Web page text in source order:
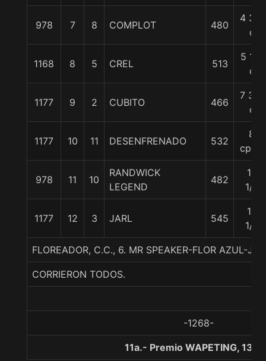
978 7 8 COMPLOT 480
4 3/4
c
1168 8 5 CREL 513
5 1/4
c
1177 9 2 CUBITO 466
7 3/4
c
1177 10 11 DESENFRENADO 532
8
cpos.
978 11 10
RANDWICK
LEGEND
482
10
1/2
1177 12 3 JARL 545
10
1/2
FLOREADOR, C.C., 6. MR SPEAKER-FLOR AZUL-
CORRIERON TODOS.
-1268-
11a.- Premio WAPETING,